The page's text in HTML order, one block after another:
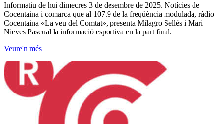
Informatiu de hui dimecres 3 de desembre de 2025. Notícies de
Cocentaina i comarca que al 107.9 de la freqüència modulada, ràdio
Cocentaina «La veu del Comtat», presenta Milagro Sellés i Mari
Nieves Pascual la informació esportiva en la part final.
Veure'n més